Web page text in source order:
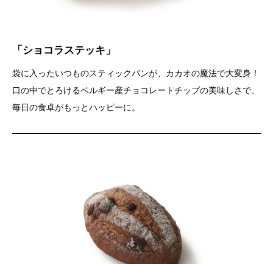
「ショコラステッキ」
袋に入ったいつものスティックパンが、カカオの魔法で大変身！
口の中でとろけるベルギー産チョコレートチップの美味しさで、
毎日の食卓がもっとハッピーに。